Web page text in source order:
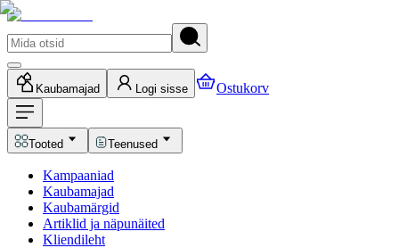
Kaubamajad Logi sisse Ostukorv
Tooted Teenused
Kampaaniad
Kaubamajad
Kaubamärgid
Artiklid ja näpunäited
Kliendileht